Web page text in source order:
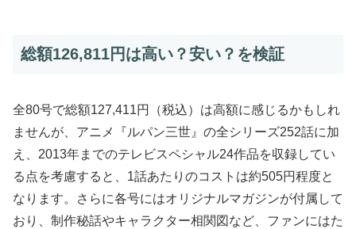
総額126,811円は高い？安い？を検証
全80号で総額127,411円（税込）は高額に感じるかもしれ
ませんが、アニメ『ルパン三世』の全シリーズ252話に加
え、2013年までのテレビスペシャル24作品を収録してい
る点を考慮すると、1話あたりのコストは約505円程度と
なります。さらに各号にはオリジナルマガジンが付属して
おり、制作秘話やキャラクター相関図など、ファンにはた